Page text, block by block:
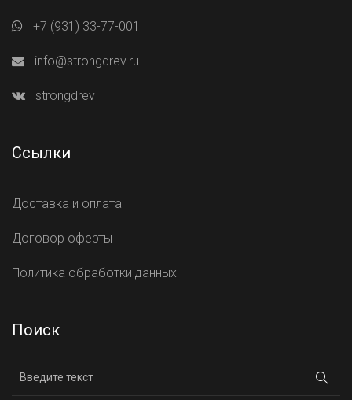
+7 (931) 33-77-001
info@strongdrev.ru
strongdrev
Ссылки
Доставка и оплата
Договор оферты
Политика обработки данных
Поиск